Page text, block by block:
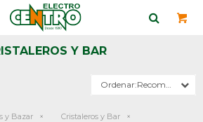
Y BAR
Recomendados
y Bazar
Cristaleros y Bar